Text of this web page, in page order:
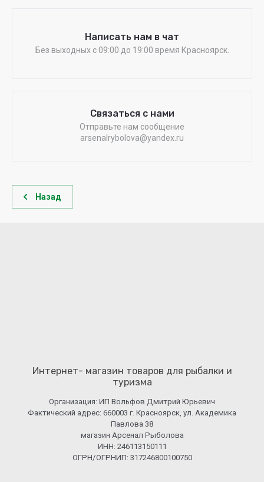
Написать нам в чат
Без выходных c 09:00 до 19:00 время Красноярск.
Связаться с нами
Отправьте нам сообщение
arsenalrybolova@yandex.ru
Назад
Интернет- магазин товаров для рыбалки и
туризма
Организация: ИП Вольфов Дмитрий Юрьевич
Фактический адрес: 660003 г. Красноярск, ул. Академика
Павлова 38
магазин Арсенал Рыболова
ИНН: 246113150111
ОГРН/ОГРНИП: 317246800100750